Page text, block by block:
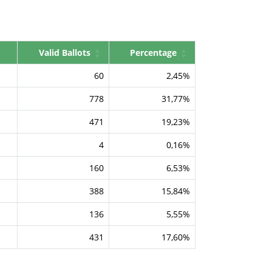
Valid Ballots
Percentage
60
2,45%
778
31,77%
471
19,23%
4
0,16%
160
6,53%
388
15,84%
136
5,55%
431
17,60%